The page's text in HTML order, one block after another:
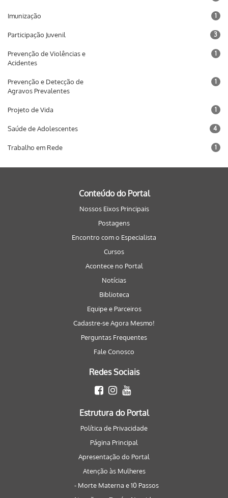
Imunização 1
Participação Juvenil 3
Prevenção de Violências e
Acidentes
1
Prevenção e Detecção de
Agravos Prevalentes
1
Projeto de Vida 1
Saúde de Adolescentes 4
Trabalho em Rede 1
Conteúdo do Portal
Nossos Eixos Principais
Postagens
Encontro com o Especialista
Cursos
Acontece no Portal
Notícias
Biblioteca
Equipe e Parceiros
Cadastre-se Agora Mesmo!
Perguntas Frequentes
Fale Conosco
Redes Sociais
Estrutura do Portal
Política de Privacidade
Página Principal
Apresentação do Portal
Atenção às Mulheres
- Morte Materna e 10 Passos